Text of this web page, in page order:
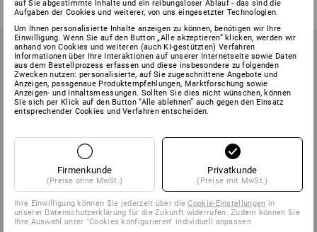
(m. MwSt.) ab 6 Stück (m. MwSt.) ab 6 Sets
auf Sie abgestimmte Inhalte und ein reibungsloser Ablauf - das sind die
Aufgaben der Cookies und weiterer, von uns eingesetzter Technologien.
Um Ihnen personalisierte Inhalte anzeigen zu können, benötigen wir Ihre
Einwilligung. Wenn Sie auf den Button „Alle akzeptieren“ klicken, werden wir
anhand von Cookies und weiteren (auch KI-gestützten) Verfahren
Informationen über Ihre Interaktionen auf unserer Internetseite sowie Daten
aus dem Bestellprozess erfassen und diese insbesondere zu folgenden
Zwecken nutzen: personalisierte, auf Sie zugeschnittene Angebote und
Anzeigen, passgenaue Produktempfehlungen, Marktforschung sowie
Anzeigen- und Inhaltsmessungen. Sollten Sie dies nicht wünschen, können
Sie sich per Klick auf den Button “Alle ablehnen” auch gegen den Einsatz
entsprechender Cookies und Verfahren entscheiden.
Firmenkunde
(Preise ohne MwSt.)
Privatkunde
(Preise mit MwSt.)
Ihre Einwilligung können Sie jederzeit über dieCookie-Einstellungen in
unserer Datenschutzerklärung für die Zukunft widerrufen. Zudem können Sie
Ihre Auswahl unter "Cookies konfigurieren" individuell anpassen